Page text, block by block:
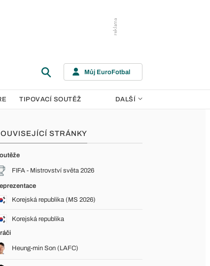
Můj EuroFotbal
TIPOVACÍ SOUTĚŽ DALŠÍ
STRÁNKY
FIFA - Mistrovství světa 2026
Korejská republika (MS 2026)
Korejská republika
Heung-min Son (LAFC)